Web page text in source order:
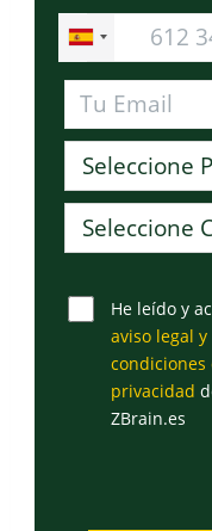
He leído y
aviso legal y
condiciones
privacidad
ZBrain.es